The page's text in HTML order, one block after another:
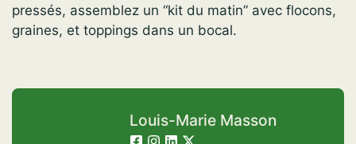
pressés, assemblez un “kit du matin” avec flocons,
graines, et toppings dans un bocal.
Louis-Marie Masson